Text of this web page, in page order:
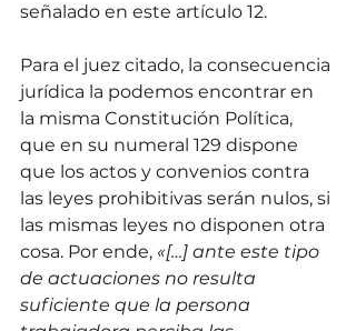
señalado en este artículo 12.
Para el juez citado, la consecuencia
jurídica la podemos encontrar en
la misma Constitución Política,
que en su numeral 129 dispone
que los actos y convenios contra
las leyes prohibitivas serán nulos, si
las mismas leyes no disponen otra
cosa. Por ende, «[…] ante este tipo
de actuaciones no resulta
suficiente que la persona